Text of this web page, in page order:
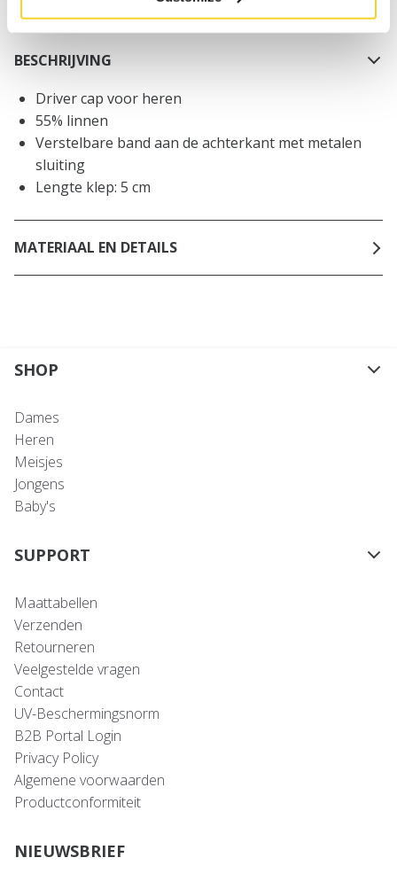
BESCHRIJVING
Driver cap voor heren
55% linnen
Verstelbare band aan de achterkant met metalen
sluiting
Lengte klep: 5 cm
MATERIAAL EN DETAILS
SHOP
Dames
Heren
Meisjes
Jongens
Baby's
SUPPORT
Maattabellen
Verzenden
Retourneren
Veelgestelde vragen
Contact
UV-Beschermingsnorm
B2B Portal Login
Privacy Policy
Algemene voorwaarden
Productconformiteit
NIEUWSBRIEF